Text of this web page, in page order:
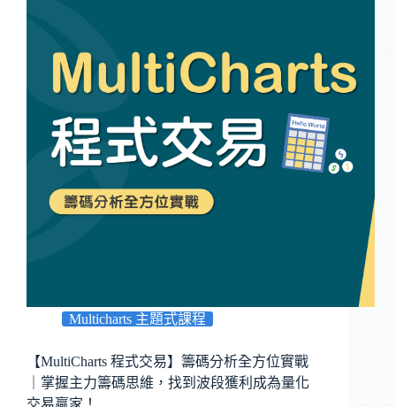
Multicharts 主題式課程
【MultiCharts 程式交易】籌碼分析全方位實戰
｜掌握主力籌碼思維，找到波段獲利成為量化
交易贏家！